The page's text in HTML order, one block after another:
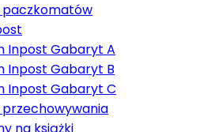
paczkomatów
Inpost Gabaryt A
Inpost Gabaryt B
Inpost Gabaryt C